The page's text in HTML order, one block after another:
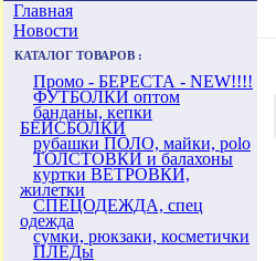
Главная
Новости
КАТАЛОГ ТОВАРОВ :
Промо - БЕРЕСТА - NEW!!!!
ФУТБОЛКИ оптом
банданы, кепки
БЕЙСБОЛКИ
рубашки ПОЛО, майки, polo
ТОЛСТОВКИ и балахоны
куртки ВЕТРОВКИ,
жилетки
СПЕЦОДЕЖДА, спец
одежда
сумки, рюкзаки, косметички
ПЛЕДы